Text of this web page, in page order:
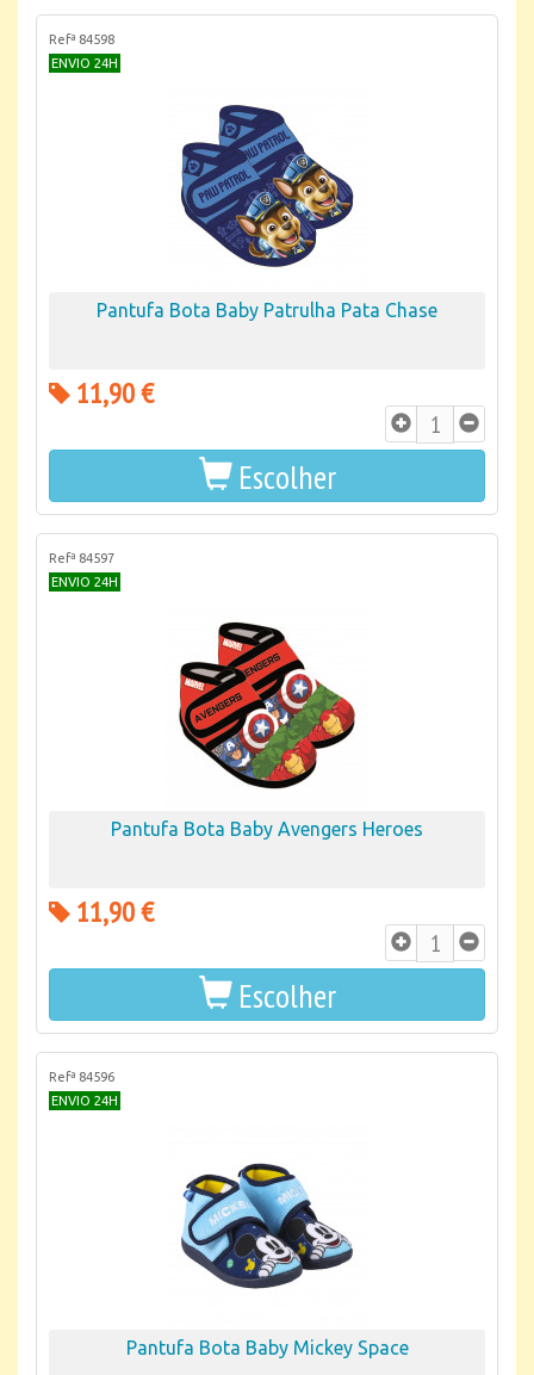
Refª 84598
ENVIO 24H
Pantufa Bota Baby Patrulha Pata Chase
11,90 €
Escolher
Refª 84597
ENVIO 24H
Pantufa Bota Baby Avengers Heroes
11,90 €
Escolher
Refª 84596
ENVIO 24H
Pantufa Bota Baby Mickey Space